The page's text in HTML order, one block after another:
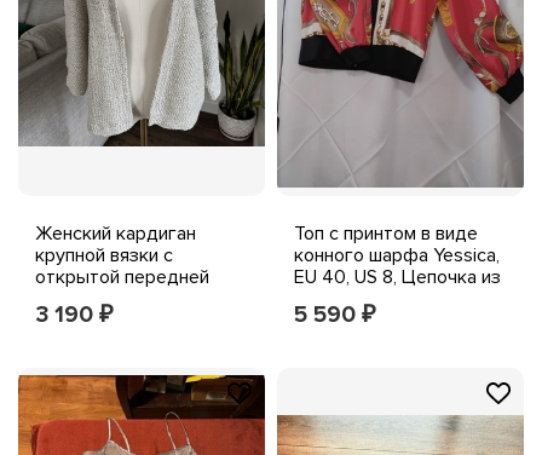
Женский кардиган
крупной вязки с
открытой передней
частью Yessica, серый,
белый, повседневный в
3 190 ₽
Топ с принтом в виде
конного шарфа Yessica,
EU 40, US 8, Цепочка из
красного золота с V-
образным вырезом и
5 590 ₽